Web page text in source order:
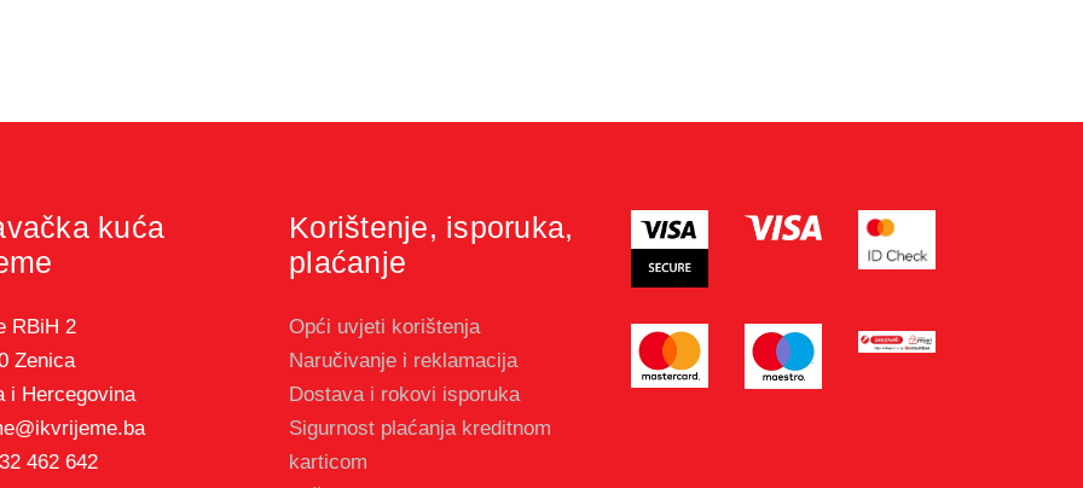
kuća
RBiH 2
Zenica
i Hercegovina
462 642
Korištenje, isporuka,
plaćanje
Opći uvjeti korištenja
Naručivanje i reklamacija
Dostava i rokovi isporuka
Sigurnost plaćanja kreditnom
karticom